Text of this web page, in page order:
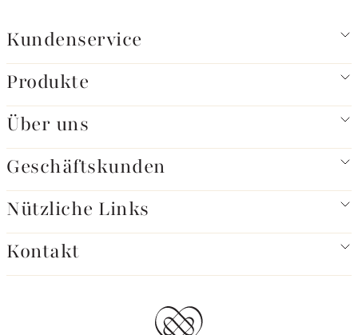
Kundenservice
Produkte
Über uns
Geschäftskunden
Nützliche Links
Kontakt